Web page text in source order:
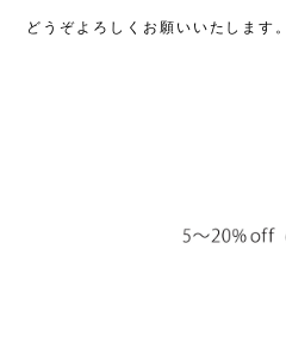
どうぞよろしくお願いいたします。